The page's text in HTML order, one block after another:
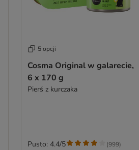
5 opcji
Cosma Original w galarecie,
6 x 170 g
Pierś z kurczaka
Pusto: 4.4/5 (999)